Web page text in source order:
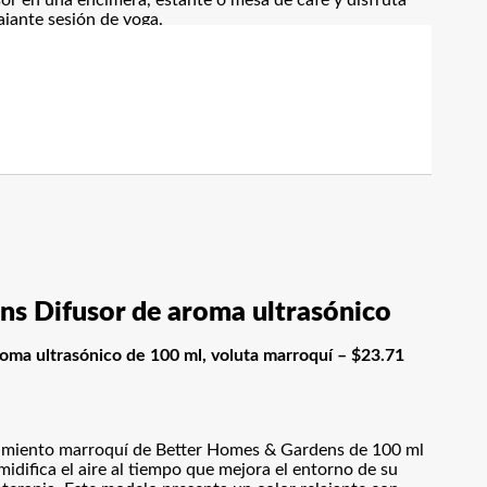
sesión de yoga.
Difusor de aroma ultrasónico
ultrasónico de 100 ml, voluta marroquí – $23.71
marroquí de Better Homes & Gardens de 100 ml
el aire al tiempo que mejora el entorno de su